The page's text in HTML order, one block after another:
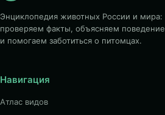
Энциклопедия животных России и мира:
проверяем факты, объясняем поведение
и помогаем заботиться о питомцах.
Навигация
Атлас видов